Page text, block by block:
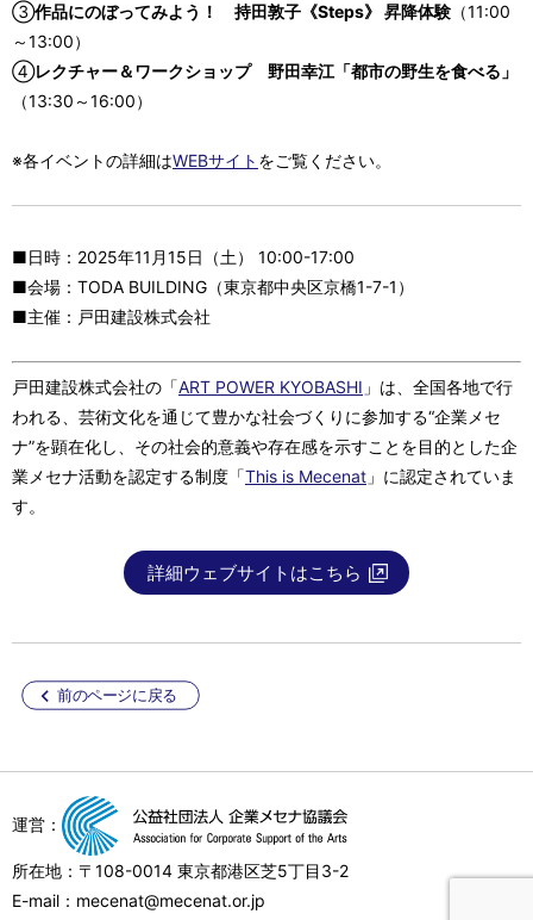
③作品にのぼってみよう！ 持田敦子《Steps》 昇降体験 （11:00
～13:00）
④レクチャー＆ワークショップ 野田幸江「都市の野生を食べる」
（13:30～16:00）
※各イベントの詳細はWEBサイト をご覧ください。
■日時：2025年11月15日（土） 10:00-17:00
■会場：TODA BUILDING（東京都中央区京橋1-7-1）
■主催：戸田建設株式会社
戸田建設株式会社の「ART POWER KYOBASHI 」は、全国各地で行
われる、芸術文化を通じて豊かな社会づくりに参加する“企業メセ
ナ”を顕在化し、その社会的意義や存在感を示すことを目的とした企
業メセナ活動を認定する制度「This is Mecenat 」に認定されていま
す。
詳細ウェブサイトはこちら
前のページに戻る
運営：
所在地：〒108-0014 東京都港区芝5丁目3-2
E-mail：mecenat@mecenat.or.jp